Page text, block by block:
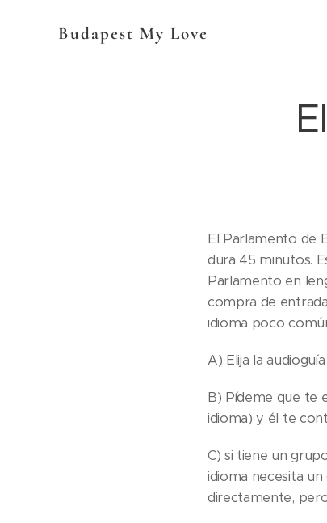
Budapest My Love
El Parlamento de
dura 45 minutos.
Parlamento en
compra de
idioma poco
A) Elija la
B) Pídeme que te
idioma) y él te
C) si tiene un
idioma necesita
directamente,